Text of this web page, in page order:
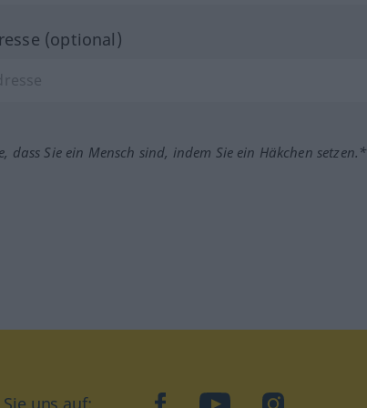
(optional)
dass Sie ein Mensch sind, indem Sie ein Häkchen setzen.*
facebookYouTubeInstagram